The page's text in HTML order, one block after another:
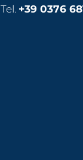
Tel. +39 0376